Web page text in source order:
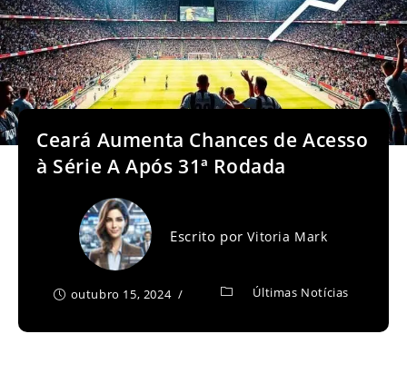
Ceará Aumenta Chances de Acesso
à Série A Após 31ª Rodada
Escrito porVitoria Mark
outubro 15, 2024 Últimas Notícias